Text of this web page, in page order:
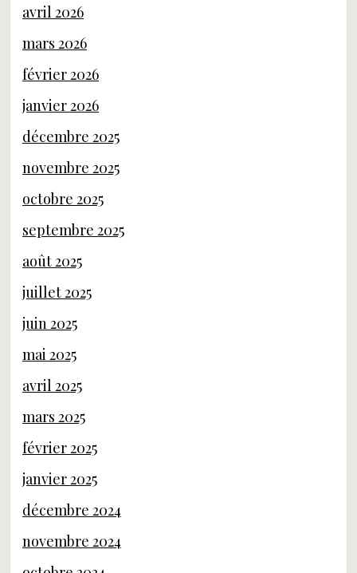
avril 2026
mars 2026
février 2026
janvier 2026
décembre 2025
novembre 2025
octobre 2025
septembre 2025
août 2025
juillet 2025
juin 2025
mai 2025
avril 2025
mars 2025
février 2025
janvier 2025
décembre 2024
novembre 2024